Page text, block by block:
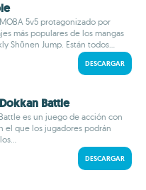
5v5 protagonizado por
más populares de los mangas
Shōnen Jump. Están todos...
DESCARGAR
Battle
es un juego de acción con
el que los jugadores podrán
DESCARGAR